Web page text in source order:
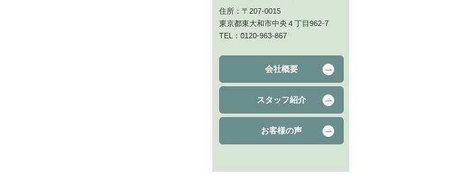
住所：〒207-0015
東京都東大和市中央４丁目962-7
TEL：0120-963-867
会社概要
スタッフ紹介
お客様の声